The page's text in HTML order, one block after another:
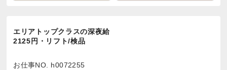
エリアトップクラスの深夜給
2125円・リフト/検品
お仕事NO. h0072255